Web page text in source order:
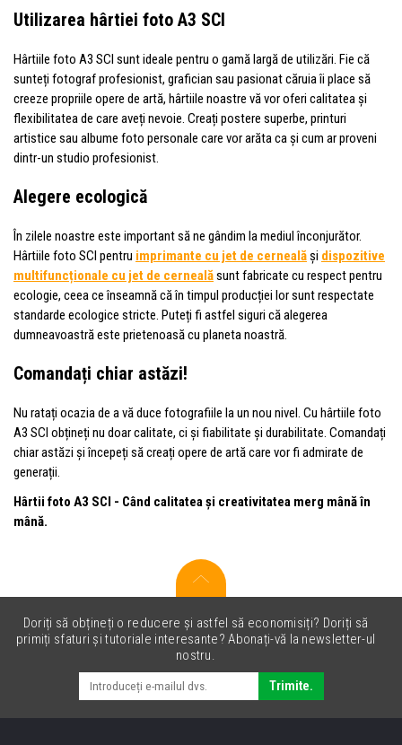
Utilizarea hârtiei foto A3 SCI
Hârtiile foto A3 SCI sunt ideale pentru o gamă largă de utilizări. Fie că
sunteți fotograf profesionist, grafician sau pasionat căruia îi place să
creeze propriile opere de artă, hârtiile noastre vă vor oferi calitatea și
flexibilitatea de care aveți nevoie. Creați postere superbe, printuri
artistice sau albume foto personale care vor arăta ca și cum ar proveni
dintr-un studio profesionist.
Alegere ecologică
În zilele noastre este important să ne gândim la mediul înconjurător.
Hârtiile foto SCI pentru imprimante cu jet de cernealăși dispozitive
multifuncționale cu jet de cernealăsunt fabricate cu respect pentru
ecologie, ceea ce înseamnă că în timpul producției lor sunt respectate
standarde ecologice stricte. Puteți fi astfel siguri că alegerea
dumneavoastră este prietenoasă cu planeta noastră.
Comandați chiar astăzi!
Nu ratați ocazia de a vă duce fotografiile la un nou nivel. Cu hârtiile foto
A3 SCI obțineți nu doar calitate, ci și fiabilitate și durabilitate. Comandați
chiar astăzi și începeți să creați opere de artă care vor fi admirate de
generații.
Hârtii foto A3 SCI - Când calitatea și creativitatea merg mână în
mână.
Doriți să obțineți o reducere și astfel să economisiți? Doriți să
primiți sfaturi și tutoriale interesante? Abonați-vă la newsletter-ul
nostru.
Trimite.